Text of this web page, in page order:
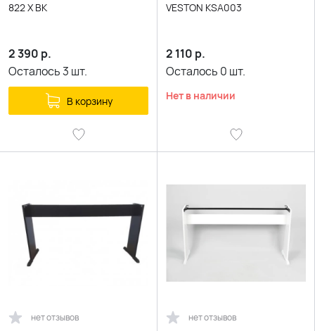
822 X BK
2 390 р.
Осталось3 шт.
В корзину
VESTON KSA003
2 110 р.
Осталось 0 шт.
Нет в наличии
нет отзывов нет отзывов